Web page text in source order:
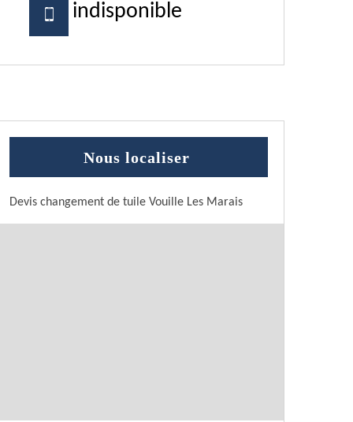
indisponible
Nous localiser
Devis changement de tuile Vouille Les Marais